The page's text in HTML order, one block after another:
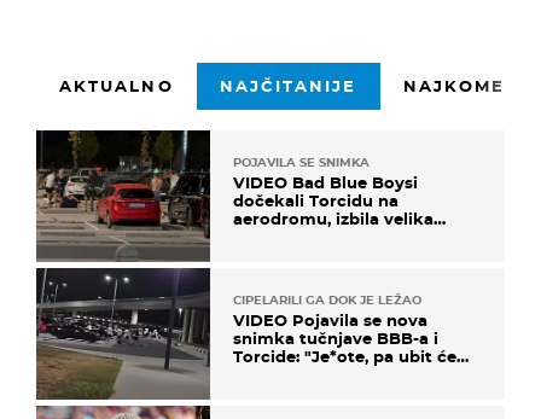
AKTUALNO NAJČITANIJE
POJAVILA SE SNIMKA
VIDEO Bad Blue Boysi
dočekali Torcidu na
aerodromu, izbila velika
CIPELARILI GA DOK JE LEŽAO
VIDEO Pojavila se nova
snimka tučnjave BBB-a i
Torcide: "Je*ote, pa ubit će